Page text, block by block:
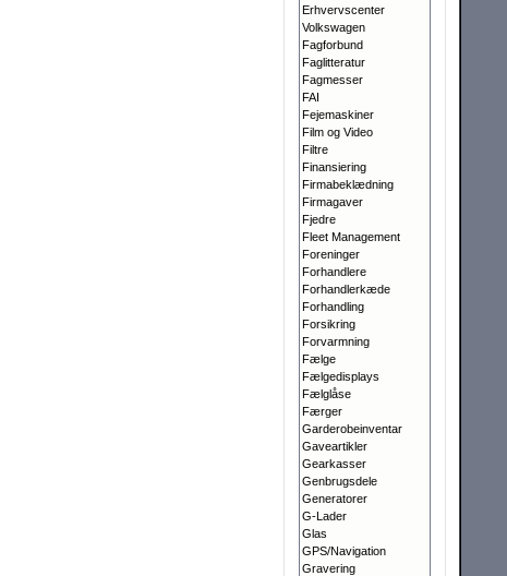
Erhvervscenter
Volkswagen
Fagforbund
Faglitteratur
Fagmesser
FAI
Fejemaskiner
Film og Video
Filtre
Finansiering
Firmabeklædning
Firmagaver
Fjedre
Fleet Management
Foreninger
Forhandlere
Forhandlerkæde
Forhandling
Forsikring
Forvarmning
Fælge
Fælgedisplays
Fælglåse
Færger
Garderobeinventar
Gaveartikler
Gearkasser
Genbrugsdele
Generatorer
G-Lader
Glas
GPS/Navigation
Gravering